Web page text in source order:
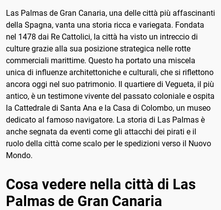
Las Palmas de Gran Canaria, una delle città più affascinanti
della Spagna, vanta una storia ricca e variegata. Fondata
nel 1478 dai Re Cattolici, la città ha visto un intreccio di
culture grazie alla sua posizione strategica nelle rotte
commerciali marittime. Questo ha portato una miscela
unica di influenze architettoniche e culturali, che si riflettono
ancora oggi nel suo patrimonio. Il quartiere di Vegueta, il più
antico, è un testimone vivente del passato coloniale e ospita
la Cattedrale di Santa Ana e la Casa di Colombo, un museo
dedicato al famoso navigatore. La storia di Las Palmas è
anche segnata da eventi come gli attacchi dei pirati e il
ruolo della città come scalo per le spedizioni verso il Nuovo
Mondo.
Cosa vedere nella città di Las
Palmas de Gran Canaria